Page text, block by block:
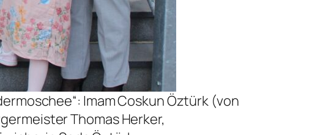
Imam Coskun Öztürk (von
Thomas Herker,